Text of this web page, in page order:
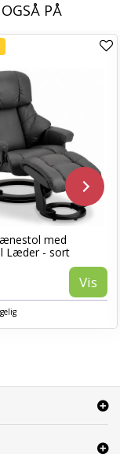
PÅ
med
Læder - sort
Vis